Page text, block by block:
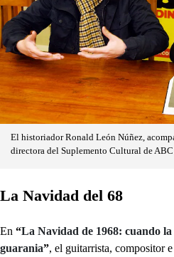
El historiador Ronald León Núñez,
directora del Suplemento Cultural de
La Navidad del 68
En “La Navidad de 1968: cuando
guarania”, el guitarrista, compositor